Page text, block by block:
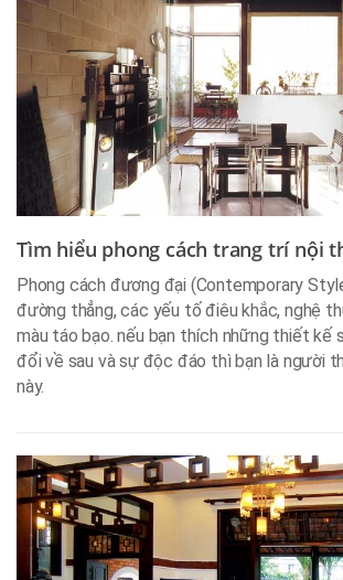
Tìm hiểu phong cách trang trí nội
Phong cách đương đại (Contemporary
đường thẳng, các yếu tố điêu khắc, nghệ
màu táo bạo. nếu bạn thích những thiết kế
đổi về sau và sự độc đáo thì bạn là người
này.